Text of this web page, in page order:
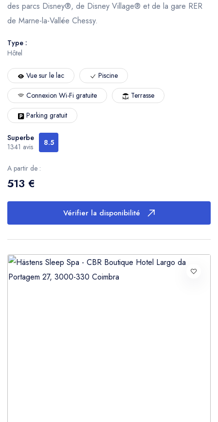
des parcs Disney®, de Disney Village® et de la gare RER
de Marne-la-Vallée Chessy.
Type :
Hôtel
Vue sur le lac Piscine
Connexion Wi-Fi gratuite Terrasse
Parking gratuit
Superbe
1341 avis
8.5
A partir de :
513 €
Vérifier la disponibilité